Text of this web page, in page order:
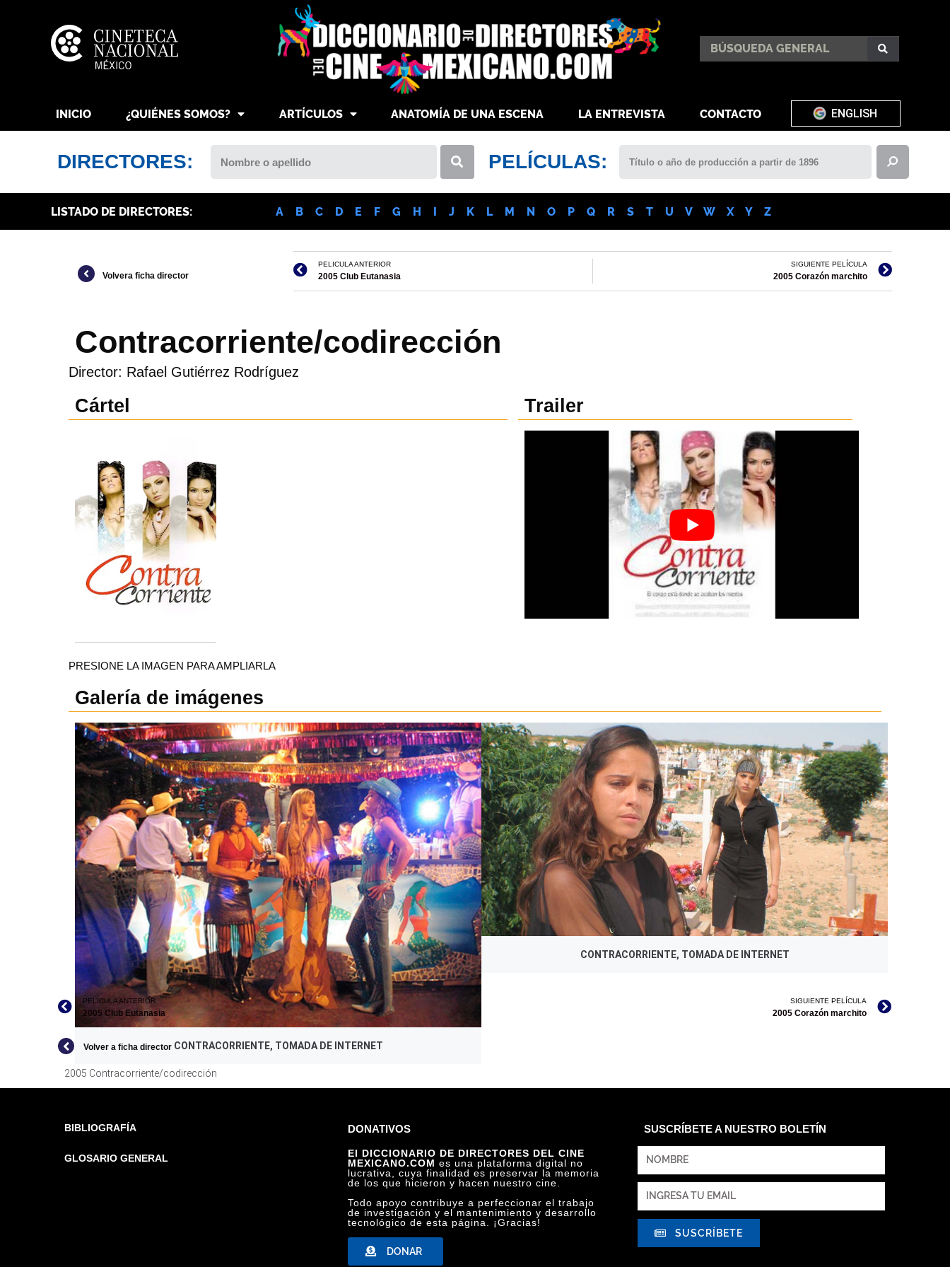
INICIO ¿QUIÉNES SOMOS? ARTÍCULOS ANATOMÍA DE UNA ESCENA LA ENTREVISTA CONTACTO ENGLISH
DIRECTORES: PELÍCULAS:
LISTADO DE DIRECTORES: A B C D E F G H I J K L M N O P Q R S T U V W X Y Z
Volvera ficha director
PELICULA ANTERIOR
2005 Club Eutanasia
SIGUIENTE PELÍCULA
2005 Corazón marchito
Contracorriente/codirección
Director: Rafael Gutiérrez Rodríguez
Cártel Trailer
PRESIONE LA IMAGEN PARA AMPLIARLA
Galería de imágenes
CONTRACORRIENTE, TOMADA DE INTERNET
CONTRACORRIENTE, TOMADA DE INTERNET
PELICULA ANTERIOR
2005 Club Eutanasia
SIGUIENTE PELÍCULA
2005 Corazón marchito
Volver a ficha director
2005 Contracorriente/codirección
BIBLIOGRAFÍA
GLOSARIO GENERAL
DONATIVOS
El DICCIONARIO DE DIRECTORES DEL CINE
MEXICANO.COM es una plataforma digital no
lucrativa, cuya finalidad es preservar la memoria
de los que hicieron y hacen nuestro cine.
Todo apoyo contribuye a perfeccionar el trabajo
de investigación y el mantenimiento y desarrollo
tecnológico de esta página. ¡Gracias!
DONAR
SUSCRÍBETE A NUESTRO BOLETÍN
SUSCRÍBETE